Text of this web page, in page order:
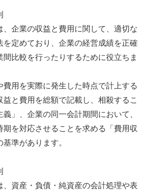
、企業の収益と費用に関して、適切な
を定めており、企業の経営成績を正確
間比較を行ったりするために役立ちま
費用を実際に発生した時点で計上する
益と費用を総額で記載し、相殺するこ
」、企業の同一会計期間において、
期を対応させることを求める「費用収
準があります。
、資産・負債・純資産の会計処理や表